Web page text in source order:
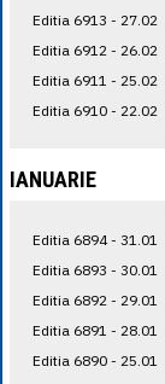
Editia 6913 - 27.02
Editia 6912 - 26.02
Editia 6911 - 25.02
Editia 6910 - 22.02
IANUARIE
Editia 6894 - 31.01
Editia 6893 - 30.01
Editia 6892 - 29.01
Editia 6891 - 28.01
Editia 6890 - 25.01